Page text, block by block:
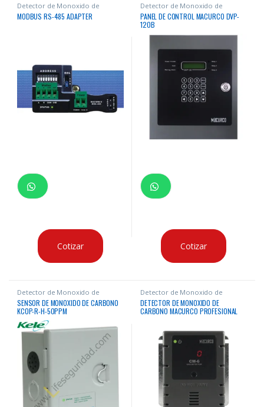
Detector de Monoxido de
Carbono
MODBUS RS-485 ADAPTER
Cotizar
Detector de Monoxido de
Carbono
PANEL DE CONTROL MACURCO DVP-
120B
Cotizar
Detector de Monoxido de
Carbono
SENSOR DE MONOXIDO DE CARBONO
KCOP-R-H-50PPM
Detector de Monoxido de
Carbono
DETECTOR DE MONOXIDO DE
CARBONO MACURCO PROFESIONAL